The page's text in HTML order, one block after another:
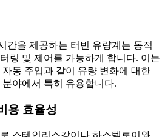
간을 제공하는 터빈 유량계는 동적
링 및 제어를 가능하게 합니다. 이는
동 주입과 같이 유량 변화에 대한
야에서 특히 유용합니다.
용 효율성
스테인리스강이나 하스텔로이와